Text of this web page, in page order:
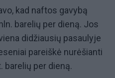
kad naftos gavybą
barelių per dieną. Jos
didžiausių pasaulyje
pareiškė nurėšianti
barelių per dieną.